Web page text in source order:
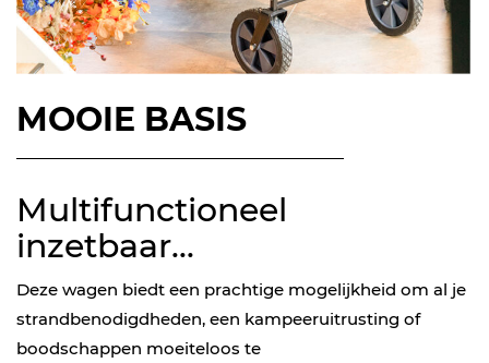
MOOIE BASIS
Multifunctioneel
inzetbaar...
Deze wagen biedt een prachtige mogelijkheid om al je
strandbenodigdheden, een kampeeruitrusting of
boodschappen moeiteloos te